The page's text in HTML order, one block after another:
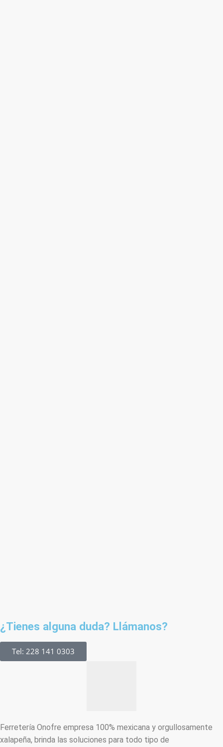
¿Tienes alguna duda? Llámanos?
Tel: 228 141 0303
Ferretería Onofre empresa 100% mexicana y orgullosamente
xalapeña, brinda las soluciones para todo tipo de